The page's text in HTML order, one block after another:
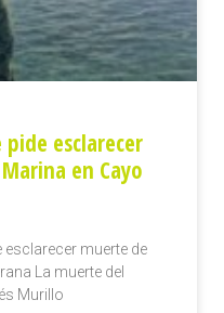
esclarecer
en Cayo
esclarecer muerte de
La muerte del
Murillo